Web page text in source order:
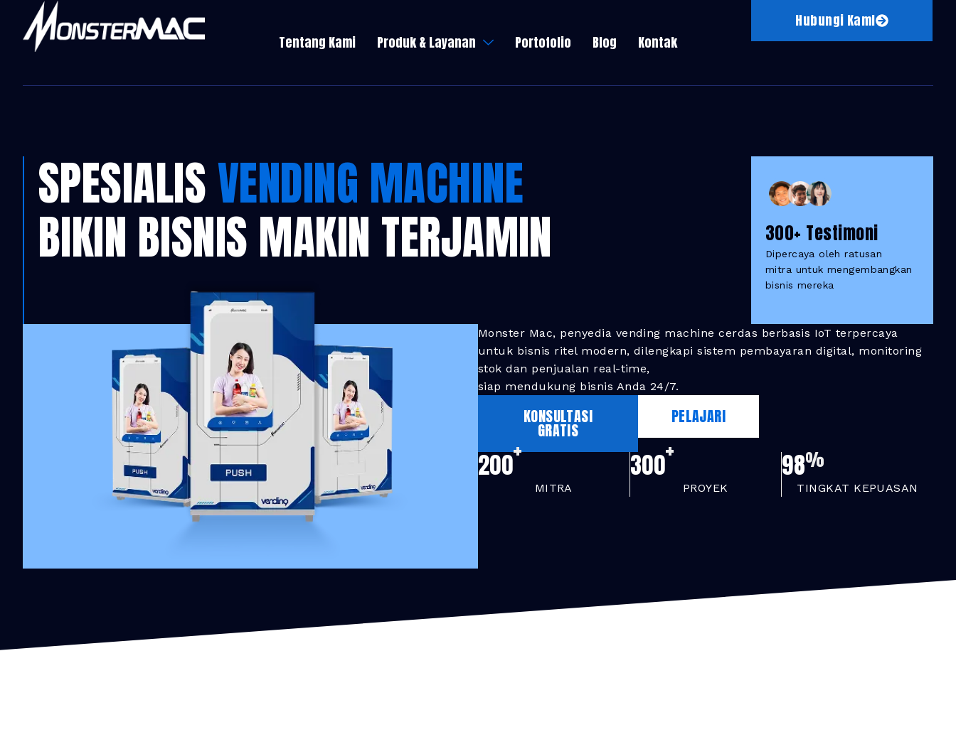
Tentang Kami Produk & Layanan Portofolio Blog Kontak
Hubungi KamI
SPESIALISVENDING MACHINE
BIKIN BISNIS MAKIN TERJAMIN 300+ Testimoni
Dipercaya oleh ratusan
mitra untuk mengembangkan
bisnis mereka
Monster Mac, penyedia vending machine cerdas berbasis IoT terpercaya
untuk bisnis ritel modern, dilengkapi sistem pembayaran digital, monitoring
stok dan penjualan real-time,
siap mendukung bisnis Anda 24/7.
KONSULTASI
GRATIS
PELAJARI
200+
MITRA
300+
PROYEK
98%
TINGKAT KEPUASAN